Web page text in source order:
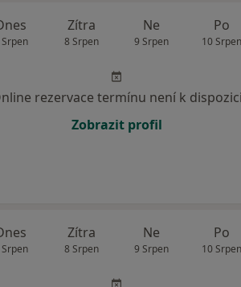
Zítra
8 Srpen
Ne
9 Srpen
Po
10 Srpen
rezervace termínu není k dispozici
Zobrazit profil
Zítra
8 Srpen
Ne
9 Srpen
Po
10 Srpen